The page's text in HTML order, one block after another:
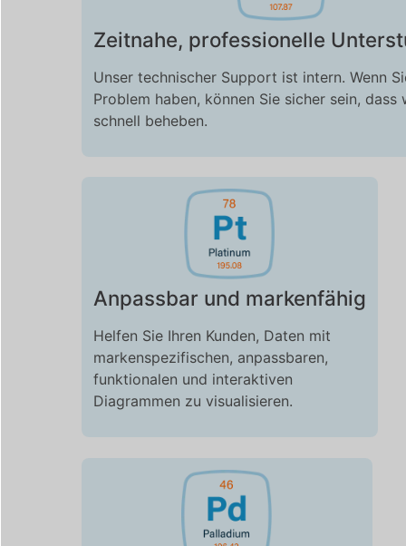
Zeitnahe, professionelle
Unser technischer Support ist intern. Wenn
Problem haben, können Sie sicher sein, dass
schnell beheben.
Anpassbar und markenfähig
Helfen Sie Ihren Kunden, Daten mit
markenspezifischen, anpassbaren,
funktionalen und interaktiven
Diagrammen zu visualisieren.